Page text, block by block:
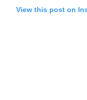
View this post on